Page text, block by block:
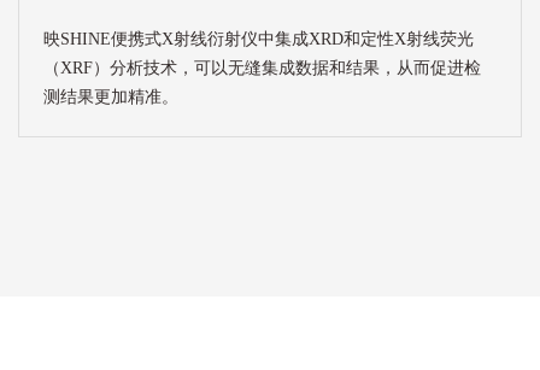
映SHINE便携式X射线衍射仪中集成XRD和定性X射线荧光
（XRF）分析技术，可以无缝集成数据和结果，从而促进检
测结果更加精准。